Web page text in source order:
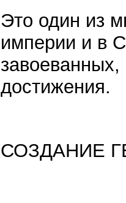
Это один из
империи и в
достижения.
СОЗДАНИЕ